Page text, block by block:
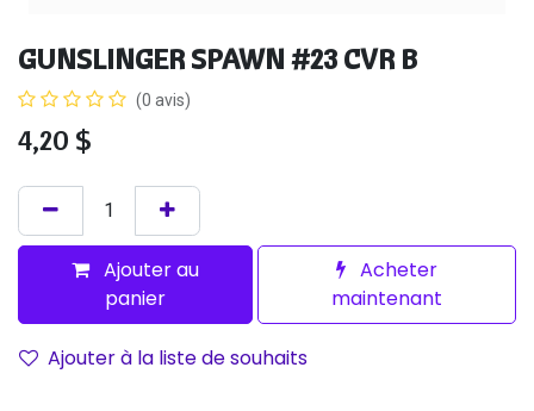
GUNSLINGER SPAWN #23 CVR B
(0 avis)
4,20 $
Ajouter au
panier
Acheter
maintenant
Ajouter à la liste de souhaits